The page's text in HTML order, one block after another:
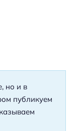
но и в
публикуем